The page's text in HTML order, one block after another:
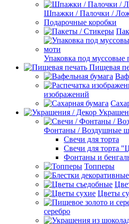
Шпажки / Палочки /
Подарочные коробки
Упаковка под муссовые
Пищевая
изображений
Фонтаны / Воздушные
Свечи для торта
Свечи для торта
Фонтаны и
Топперы
Цветы
серебро